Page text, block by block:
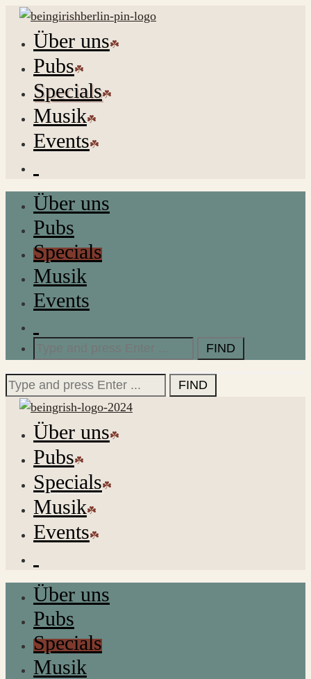
Über uns
Pubs
Specials
Musik
Events
Über uns
Pubs
Specials
Musik
Events
for:
Search
for:
Über uns
Pubs
Specials
Musik
Events
Über uns
Pubs
Specials
Musik